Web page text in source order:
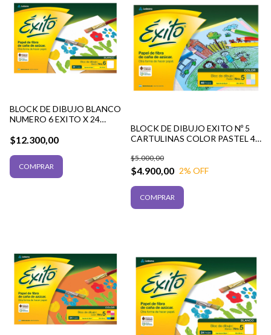
BLOCK DE DIBUJO BLANCO
NUMERO 6 EXITO X 24
$12.300,00
BLOCK DE DIBUJO EXITO Nº 5
CARTULINAS COLOR PASTEL 40
$4.900,00
$5.000,00
2% OFF